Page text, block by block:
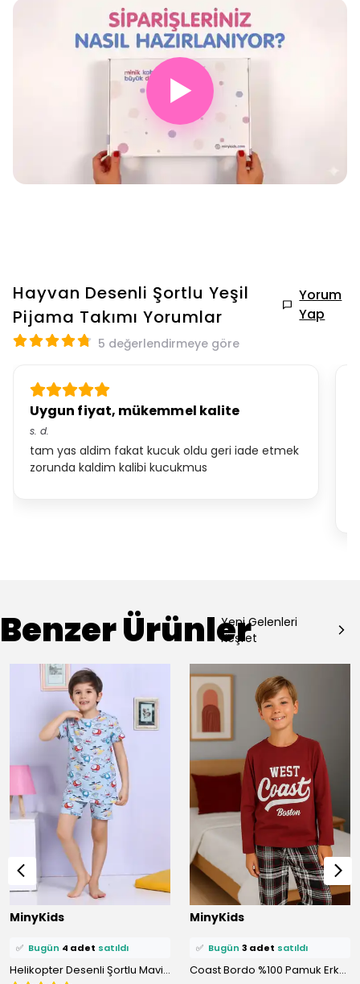
▶
Hayvan Desenli Şortlu Yeşil
Pijama Takımı Yorumlar
Yorum
Yap
5 değerlendirmeye göre
Uygun fiyat, mükemmel kalite
s. d.
tam yas aldim fakat kucuk oldu geri iade etmek
zorunda kaldim kalibi kucukmus
Benzer ÜrünlerYeni Gelenleri
Keşfet
MinyKids
Bu ürünü10 kişifavoriledi!
6 kişi
✅ Bugün 4 adet satıldı
Helikopter Desenli Şortlu Mavi Pijama Takımı
MinyKids
⭐️ Bu ürünü8 kişifavoriledi!
4 kişi
✅ Bugün 3 adet satıldı
Coast Bordo %100 Pamuk Erkek Çocuk Pijama Takım